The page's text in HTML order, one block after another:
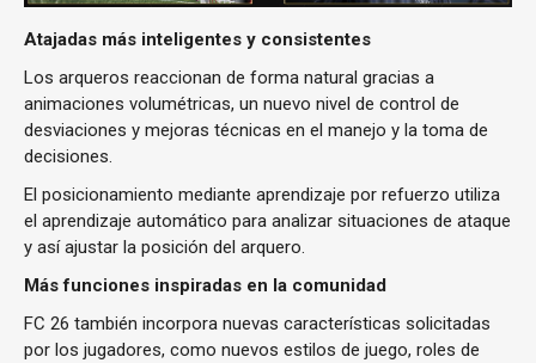
Atajadas más inteligentes y consistentes
Los arqueros reaccionan de forma natural gracias a
animaciones volumétricas, un nuevo nivel de control de
desviaciones y mejoras técnicas en el manejo y la toma de
decisiones.
El posicionamiento mediante aprendizaje por refuerzo utiliza
el aprendizaje automático para analizar situaciones de ataque
y así ajustar la posición del arquero.
Más funciones inspiradas en la comunidad
FC 26 también incorpora nuevas características solicitadas
por los jugadores, como nuevos estilos de juego, roles de